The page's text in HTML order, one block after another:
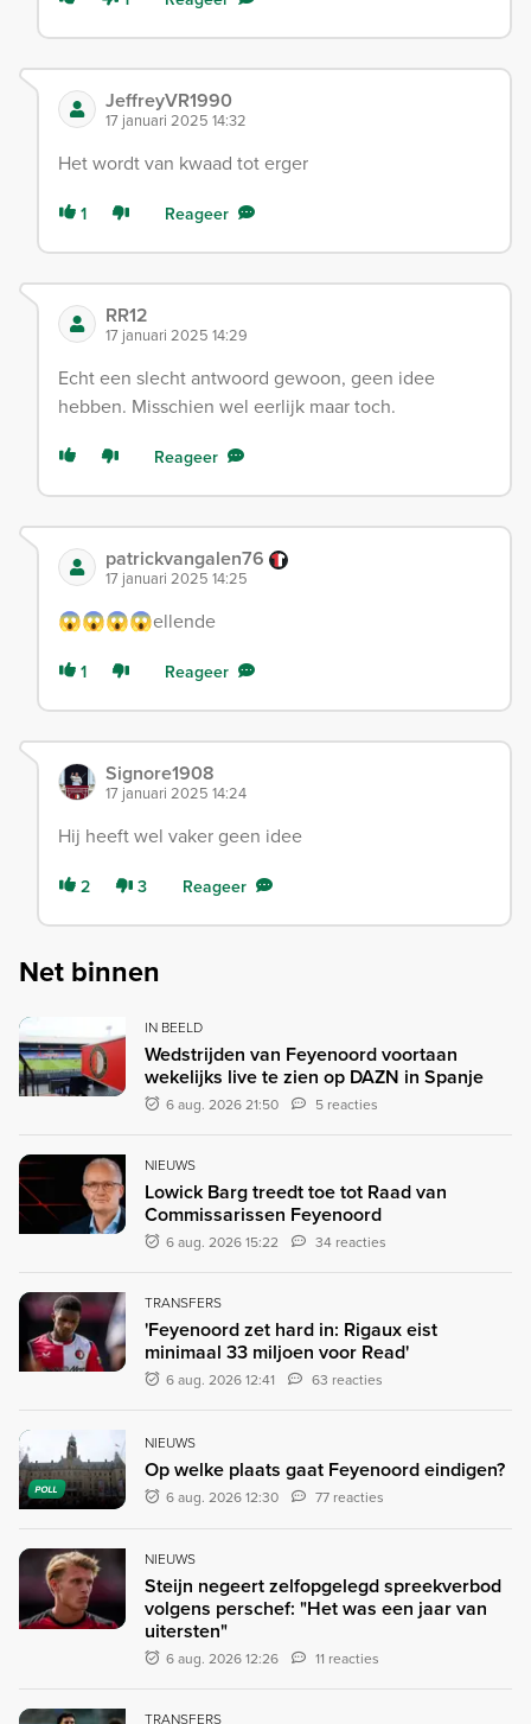
JeffreyVR1990
17 januari 2025 14:32
Het wordt van kwaad tot erger
1 Reageer
RR12
17 januari 2025 14:29
Echt een slecht antwoord gewoon, geen idee
hebben. Misschien wel eerlijk maar toch.
Reageer
patrickvangalen76
17 januari 2025 14:25
😱😱😱😱ellende
1 Reageer
Signore1908
17 januari 2025 14:24
Hij heeft wel vaker geen idee
2 3 Reageer
Net binnen
IN BEELD
Wedstrijden van Feyenoord voortaan
wekelijks live te zien op DAZN in Spanje
6 aug. 2026 21:50 5 reacties
NIEUWS
Lowick Barg treedt toe tot Raad van
Commissarissen Feyenoord
6 aug. 2026 15:22 34 reacties
TRANSFERS
'Feyenoord zet hard in: Rigaux eist
minimaal 33 miljoen voor Read'
6 aug. 2026 12:41 63 reacties
POLL
NIEUWS
Op welke plaats gaat Feyenoord eindigen?
6 aug. 2026 12:30 77 reacties
NIEUWS
Steijn negeert zelfopgelegd spreekverbod
volgens perschef: "Het was een jaar van
uitersten"
6 aug. 2026 12:26 11 reacties
TRANSFERS